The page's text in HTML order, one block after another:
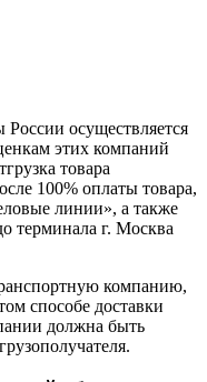
России осуществляется
этих компаний
товара
100% оплаты товара,
линии», а также
г. Москва
компанию,
способе доставки
должна быть